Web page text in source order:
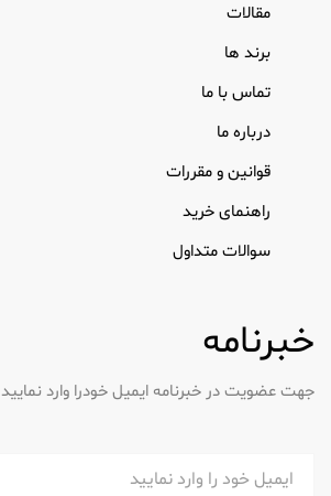
مقالات
برند ها
تماس با ما
درباره ما
قوانین و مقررات
راهنمای خرید
سوالات متداول
خبرنامه
جهت عضویت در خبرنامه ایمیل خودرا وارد نمایید